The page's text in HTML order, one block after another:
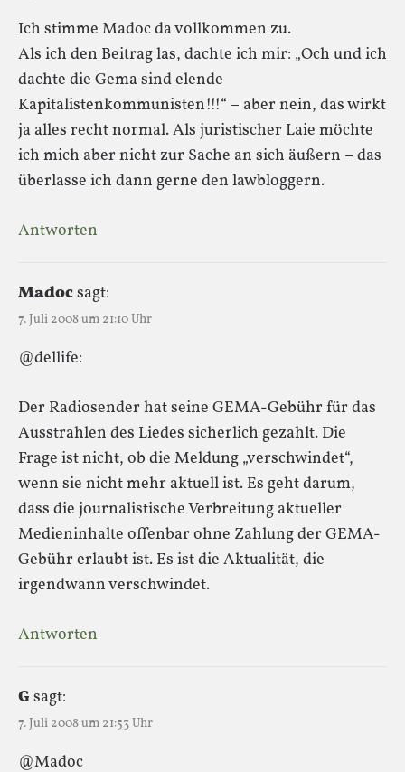
Ich stimme Madoc da vollkommen zu.
Als ich den Beitrag las, dachte ich mir: „Och und ich
dachte die Gema sind elende
Kapitalistenkommunisten!!!“ – aber nein, das wirkt
ja alles recht normal. Als juristischer Laie möchte
ich mich aber nicht zur Sache an sich äußern – das
überlasse ich dann gerne den lawbloggern.
Antworten
Madocsagt:
7. Juli 2008 um 21:10 Uhr
@dellife:
Der Radiosender hat seine GEMA-Gebühr für das
Ausstrahlen des Liedes sicherlich gezahlt. Die
Frage ist nicht, ob die Meldung „verschwindet“,
wenn sie nicht mehr aktuell ist. Es geht darum,
dass die journalistische Verbreitung aktueller
Medieninhalte offenbar ohne Zahlung der GEMA-
Gebühr erlaubt ist. Es ist die Aktualität, die
irgendwann verschwindet.
Antworten
G sagt:
7. Juli 2008 um 21:53 Uhr
@Madoc